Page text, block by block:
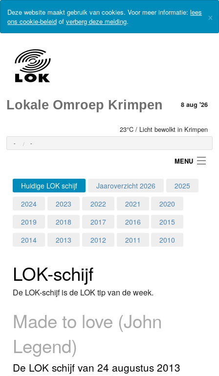
Deze website maakt gebruik van cookies. Voor meer informatie: lees
ons cookie-beleid of verberg deze melding. ×
Lokale Omroep Krimpen 8 aug '26
23°C / Licht bewolkt in Krimpen
- -
MENU
Login
Home
Programma's
Nieuws
Foto's
Video
Webcam
Info
Huidige LOK schijf Jaaroverzicht 2026
2025
2024
2023 2022 2021
2020
2019
2018 2017 2016
2015
2014
2013 2012 2011 2010
LOK-schijf
De LOK-schijf is de LOK tip van de week.
Made to love (John
Legend)
De LOK schijf van 24 augustus 2013